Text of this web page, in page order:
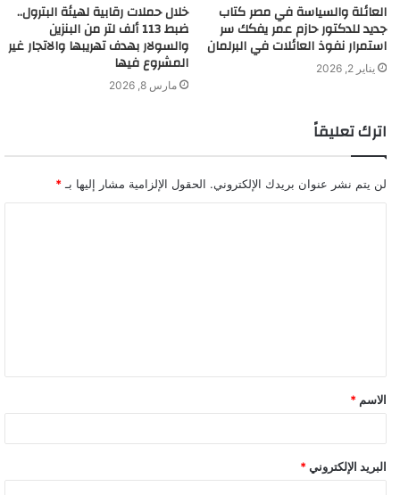
العائلة والسياسة في مصر كتاب
جديد للدكتور حازم عمر يفكك سر
استمرار نفوذ العائلات في البرلمان
يناير 2, 2026
خلال حملات رقابية لهيئة البترول..
ضبط 113 ألف لتر من البنزين
والسولار بهدف تهريبها والاتجار غير
المشروع فيها
مارس 8, 2026
اترك تعليقاً
لن يتم نشر عنوان بريدك الإلكتروني. الحقول الإلزامية مشار إليها بـ *
ق
*
الاسم *
البريد الإلكتروني *